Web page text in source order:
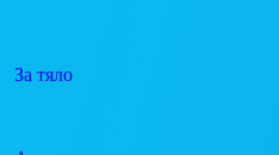
За тяло